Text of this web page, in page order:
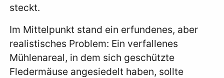
steckt.
Im Mittelpunkt stand ein erfundenes, aber
realistisches Problem: Ein verfallenes
Mühlenareal, in dem sich geschützte
Fledermäuse angesiedelt haben, sollte